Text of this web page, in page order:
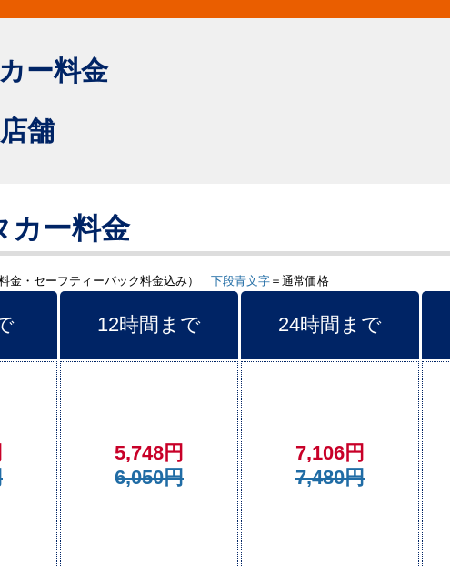
ー料金
舗
カー料金
金・セーフティーパック料金込み） 下段青文字 ＝通常価格
12時間まで 24時間まで
5,748円
6,050円
7,106円
7,480円